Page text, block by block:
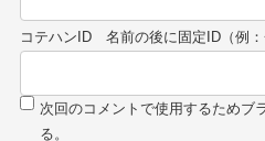
コテハンID